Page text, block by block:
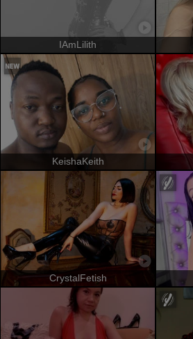
IAmLilith
KeishaKeith
CrystalFetish